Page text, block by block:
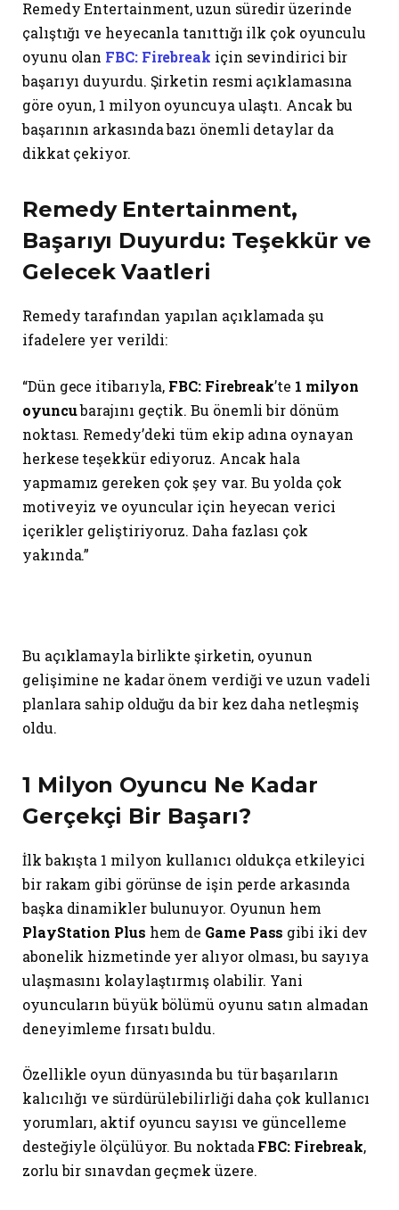
Remedy Entertainment, uzun süredir üzerinde
çalıştığı ve heyecanla tanıttığı ilk çok oyunculu
oyunu olan FBC: Firebreak için sevindirici bir
başarıyı duyurdu. Şirketin resmi açıklamasına
göre oyun, 1 milyon oyuncuya ulaştı. Ancak bu
başarının arkasında bazı önemli detaylar da
dikkat çekiyor.
Remedy Entertainment,
Başarıyı Duyurdu: Teşekkür ve
Gelecek Vaatleri
Remedy tarafından yapılan açıklamada şu
ifadelere yer verildi:
“Dün gece itibarıyla, FBC: Firebreak’te 1 milyon
oyuncubarajını geçtik. Bu önemli bir dönüm
noktası. Remedy’deki tüm ekip adına oynayan
herkese teşekkür ediyoruz. Ancak hala
yapmamız gereken çok şey var. Bu yolda çok
motiveyiz ve oyuncular için heyecan verici
içerikler geliştiriyoruz. Daha fazlası çok
yakında.”
Bu açıklamayla birlikte şirketin, oyunun
gelişimine ne kadar önem verdiği ve uzun vadeli
planlara sahip olduğu da bir kez daha netleşmiş
oldu.
1 Milyon Oyuncu Ne Kadar
Gerçekçi Bir Başarı?
İlk bakışta 1 milyon kullanıcı oldukça etkileyici
bir rakam gibi görünse de işin perde arkasında
başka dinamikler bulunuyor. Oyunun hem
PlayStation Plus hem de Game Pass gibi iki dev
abonelik hizmetinde yer alıyor olması, bu sayıya
ulaşmasını kolaylaştırmış olabilir. Yani
oyuncuların büyük bölümü oyunu satın almadan
deneyimleme fırsatı buldu.
Özellikle oyun dünyasında bu tür başarıların
kalıcılığı ve sürdürülebilirliği daha çok kullanıcı
yorumları, aktif oyuncu sayısı ve güncelleme
desteğiyle ölçülüyor. Bu noktada FBC: Firebreak,
zorlu bir sınavdan geçmek üzere.